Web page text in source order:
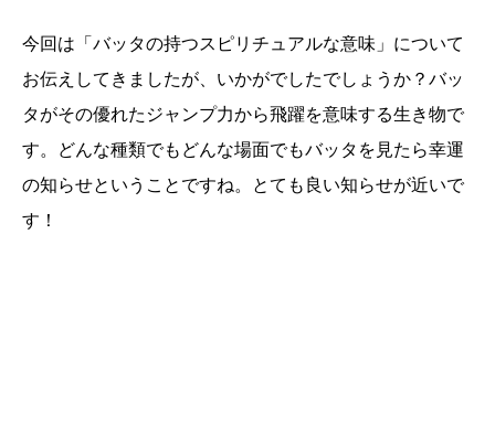
今回は「バッタの持つスピリチュアルな意味」について
お伝えしてきましたが、いかがでしたでしょうか？バッ
タがその優れたジャンプ力から飛躍を意味する生き物で
す。どんな種類でもどんな場面でもバッタを見たら幸運
の知らせということですね。とても良い知らせが近いで
す！